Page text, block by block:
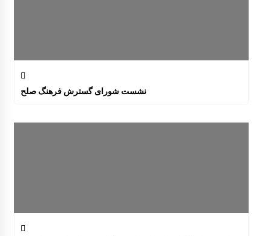
نشست شورای گسترش فرهنگ صلح